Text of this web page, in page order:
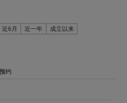
近6月 近一年 成立以来
约